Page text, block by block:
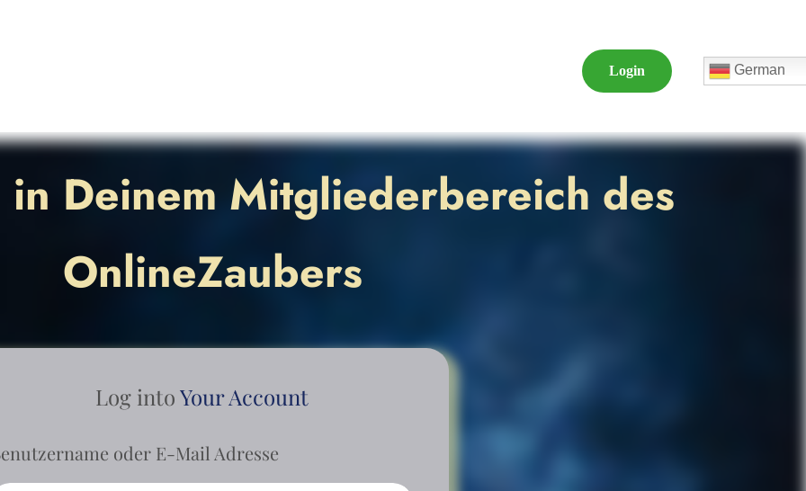
Login German
Deinem Mitgliederbereich des
OnlineZaubers
Log intoYour Account
oder E-Mail Adresse